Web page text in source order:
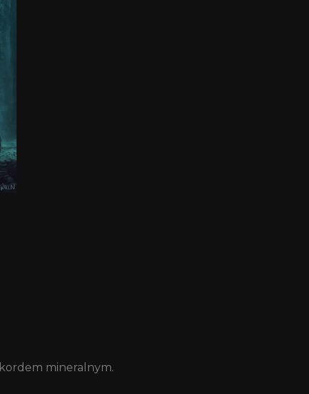
mineralnym.